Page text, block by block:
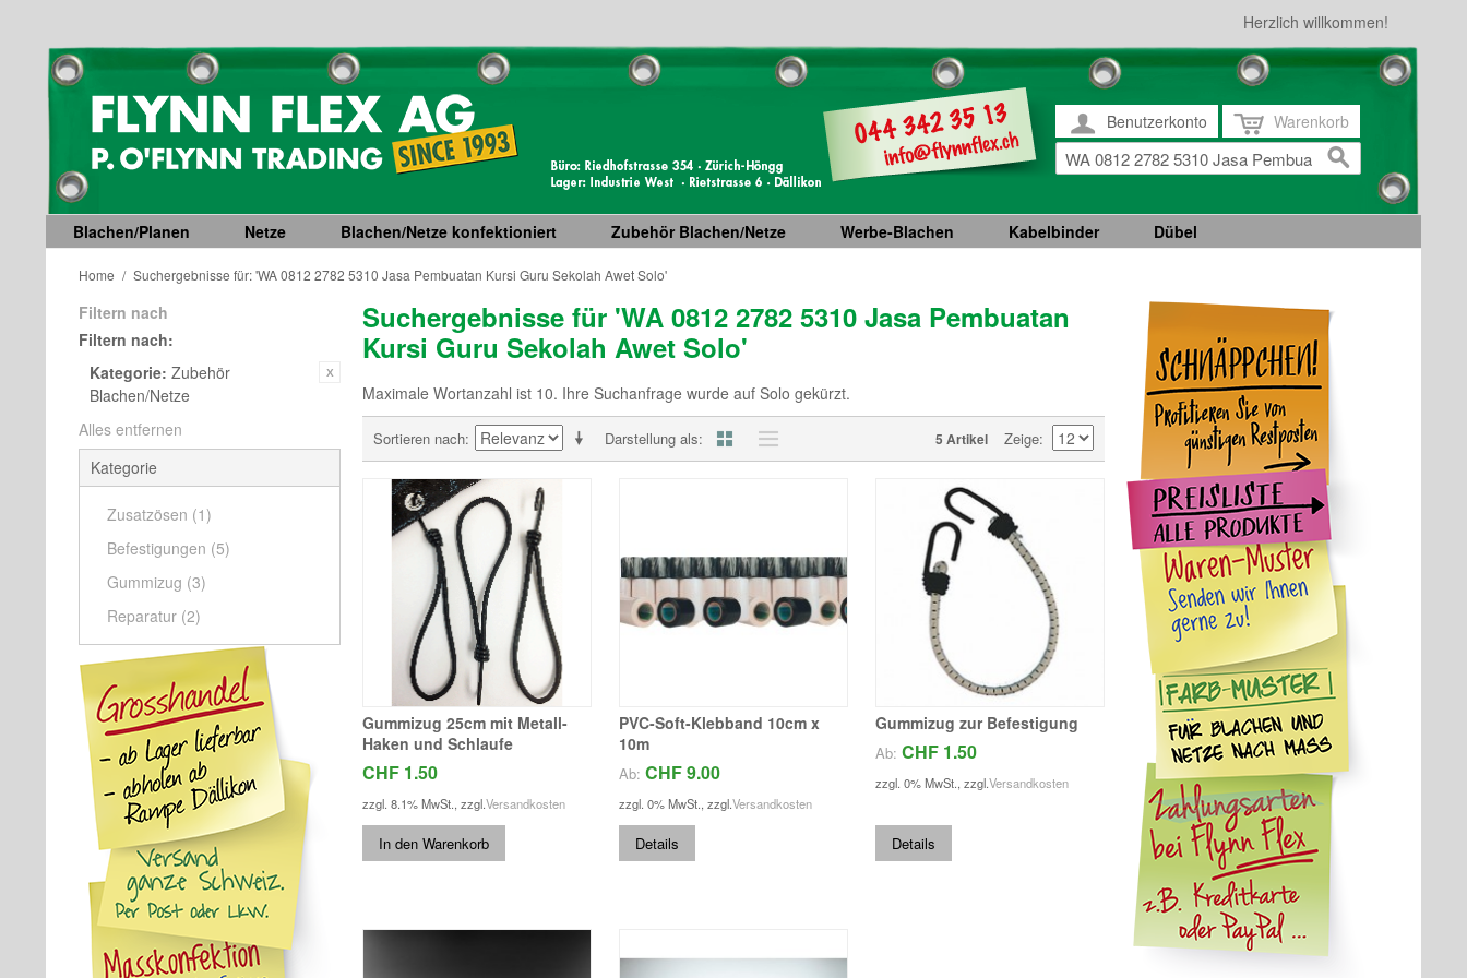
Herzlich willkommen!
Benutzerkonto Warenkorb
Blachen/Planen Netze Blachen/Netze konfektioniert Zubehör Blachen/Netze Werbe-Blachen Kabelbinder Dübel
Home / Suchergebnisse für: 'WA 0812 2782 5310 Jasa Pembuatan Kursi Guru Sekolah Awet Solo'
Filtern nach
Filtern nach:
Kategorie: Zubehör
Blachen/Netze
Alles entfernen
Kategorie
Zusatzösen (1)
Befestigungen (5)
Gummizug (3)
Reparatur (2)
Suchergebnisse für 'WA 0812 2782 5310 Jasa Pembuatan
Kursi Guru Sekolah Awet Solo'
Maximale Wortanzahl ist 10. Ihre Suchanfrage wurde auf Solo gekürzt.
Darstellung als
Sortieren nach 5 Artikel Zeige
Gummizug 25cm mit Metall-
Haken und Schlaufe
CHF 1.50
zzgl. 8.1% MwSt., zzgl.Versandkosten
In den Warenkorb
PVC-Soft-Klebband 10cm x
10m
Ab: CHF 9.00
zzgl. 0% MwSt.,zzgl.Versandkosten
Details
Gummizug zur Befestigung
Ab: CHF 1.50
zzgl. 0% MwSt.,zzgl.Versandkosten
Details